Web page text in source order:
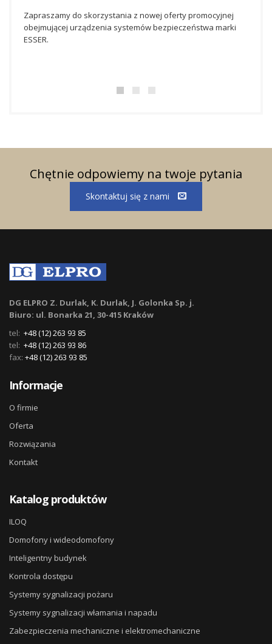
Zapraszamy do skorzystania z czerwcowej oferty
promocyjnej obejmującej urządzenia systemów
bezpieczeństwa marki ESSER.
Chętnie odpowiemy na twoje pytania
Skontaktuj się z nami
DG ELPRO Z. Durlak, K. Durlak, J. Golonka Sp. j.
Biuro: ul. Bonarka 21, 30-415 Kraków
tel: +48 (12) 263 93 85
tel: +48 (12) 263 93 86
fax: +48 (12) 263 93 85
Informacje
O firmie
Oferta
Rozwiązania
Kontakt
Katalog produktów
ILOQ
Domofony i wideodomofony
Inteligentny budynek
Kontrola dostępu
Systemy sygnalizacji pożaru
Systemy sygnalizacji włamania i napadu
Zabezpieczenia mechaniczne i elektromechaniczne